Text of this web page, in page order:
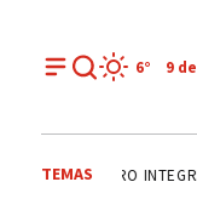
6° 9 de
TEMAS EL TALAR